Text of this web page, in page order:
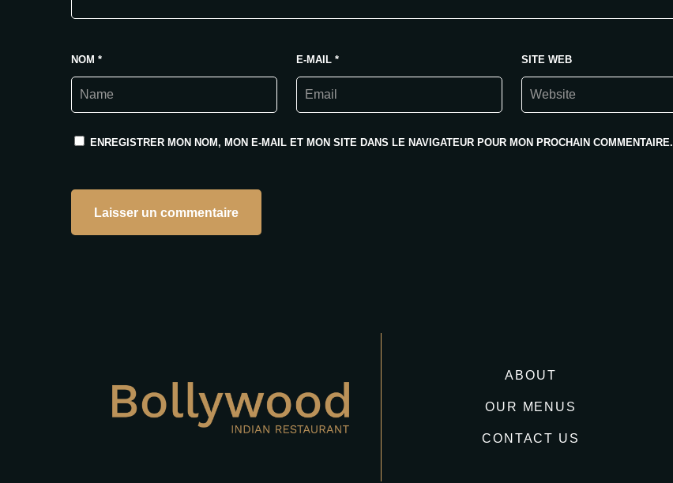
NOM * E-MAIL * SITE WEB
ENREGISTRER MON NOM, MON E-MAIL ET MON SITE DANS LE NAVIGATEUR POUR MON PROCHAIN COMMENTAIRE.
ABOUT
OUR MENUS
CONTACT US